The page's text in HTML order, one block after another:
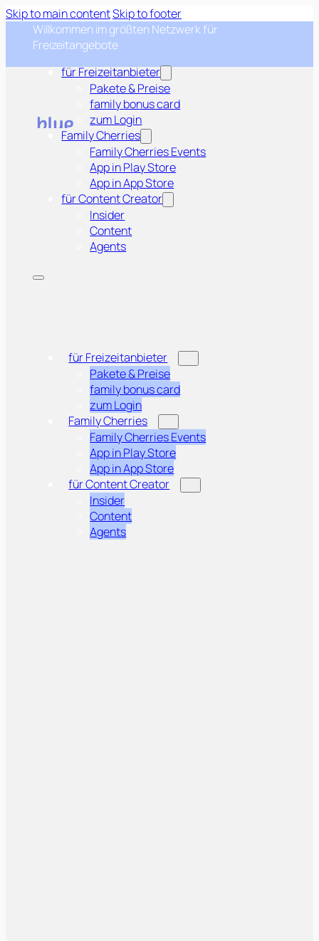
Skip to main contentSkip to footer
Willkommen im größten Netzwerk für
Freizeitangebote
für Freizeitanbieter
Pakete & Preise
family bonus card
zum Login
Family Cherries
Family Cherries Events
App in Play Store
App in App Store
für Content Creator
Insider
Content
Agents
für Freizeitanbieter
Pakete & Preise
family bonus card
zum Login
Family Cherries
Family Cherries Events
App in Play Store
App in App Store
für Content Creator
Insider
Content
Agents